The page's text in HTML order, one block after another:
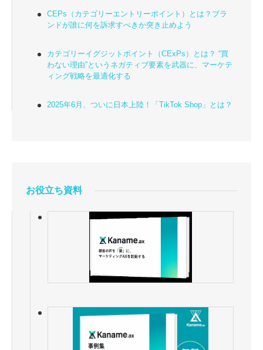
CEPs（カテゴリーエントリーポイント）とは？ブラ
ンドが誰に何を訴求すべきか突き止めよう
カテゴリーイグジットポイント（CExPs）とは？ “買
わない理由”というネガティブ要素を武器に、マーケテ
ィング戦略を最適化する
2025年6月、ついに日本上陸！「TikTok Shop」とは？
お役立ち資料